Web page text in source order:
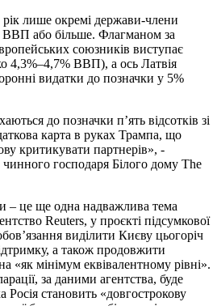
лише окремі держави-члени
або більше. Флагманом за
союзників виступає
4,3%–4,7% ВВП), а ось Латвія
видатки до позначки у 5%
до позначки п’ять відсотків зі
карта в руках Трампа, що
критикувати партнерів», -
чинного господаря Білого дому The
– це ще одна надважлива тема
Reuters, у проєкті підсумкової
виділити Києву цьогоріч
а також продовжити
«як мінімум еквівалентному рівні».
за даними агентства, буде
становить «довгострокову